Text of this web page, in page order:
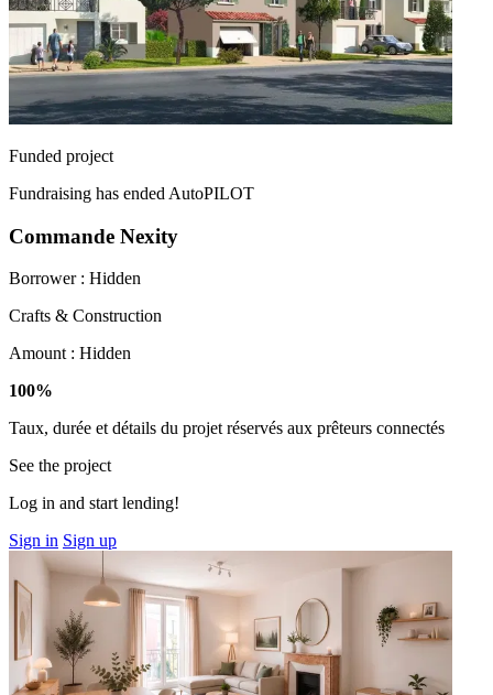
Funded project
Fundraising has ended AutoPILOT
Commande Nexity
Borrower : Hidden
Crafts & Construction
Amount : Hidden
100%
Taux, durée et détails du projet réservés aux prêteurs connectés
See the project
Log in and start lending!
Sign in Sign up